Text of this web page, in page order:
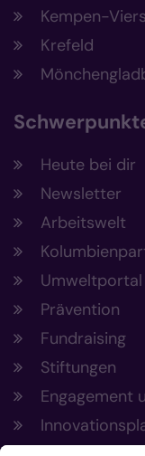
Kempen-
Krefeld
Heute bei dir
Newsletter
Arbeitswelt
Umweltportal
Prävention
Fundraising
Stiftungen
Engagement